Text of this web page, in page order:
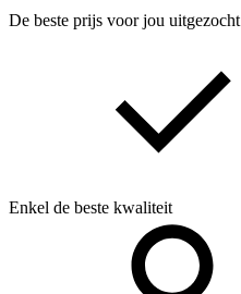
De beste prijs voor jou uitgezocht
Enkel de beste kwaliteit